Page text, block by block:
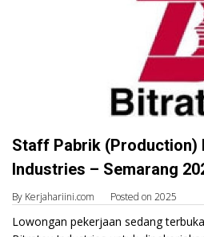
Staff Pabrik (Production)
Industries – Semarang
By Kerjahariini.com Posted on 2025
Lowongan pekerjaan sedang